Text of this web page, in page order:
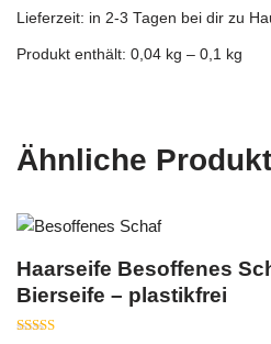
Lieferzeit: in 2-3 Tagen bei dir zu
Produkt enthält: 0,04 kg – 0,1 kg
Ähnliche
Haarseife Besoffenes
Bierseife – plastikfrei